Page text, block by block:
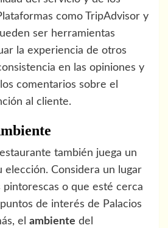
como TripAdvisor y
ser herramientas
la experiencia de otros
en las opiniones y
comentarios sobre el
al cliente.
también juega un
elección. Considera un lugar
pintorescas o que esté cerca
de interés de Palacios
el ambiente del